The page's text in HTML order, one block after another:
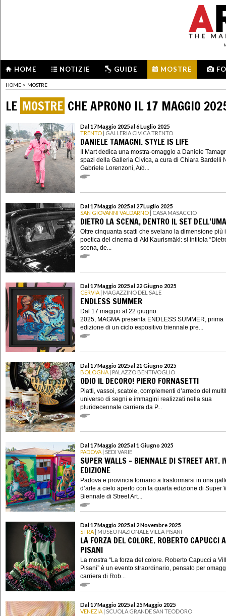
HOME NOTIZIE GUIDE MOSTRE
HOME > MOSTRE
LE MOSTRE CHE APRONO IL 17 MAGGIO
Dal 17 Maggio 2025 al 6 Luglio 2025
TRENTO | GALLERIA CIVICA TRENTO
DANIELE TAMAGNI. STYLE IS LIFE
Il Mart dedica una mostra-omaggio a Daniele
spazi della Galleria Civica, a cura di Chiara Bardelli
Gabriele Lorenzoni, Aïd...
Dal 17 Maggio 2025 al 27 Luglio 2025
SAN GIOVANNI VALDARNO | CASA MASACCIO
DIETRO LA SCENA, DENTRO IL SET
Oltre cinquanta scatti che svelano la dimensione più
poetica del cinema di Aki Kaurismäki: si intitola
scena, de...
Dal 17 Maggio 2025 al 22 Giugno 2025
CERVIA | MAGAZZINO DEL SALE
ENDLESS SUMMER
Dal 17 maggio al 22 giugno
2025, MAGMA presenta ENDLESS SUMMER, prima
edizione di un ciclo espositivo triennale pre...
Dal 17 Maggio 2025 al 21 Giugno 2025
BOLOGNA | PALAZZO BENTIVOGLIO
ODIO IL DECORO! PIERO FORNASETTI
Piatti, vassoi, scatole, complementi d’arredo del
universo di segni e immagini realizzati nella sua
pluridecennale carriera da P...
Dal 17 Maggio 2025 al 1 Giugno 2025
PADOVA | SEDI VARIE
SUPER WALLS - BIENNALE DI STREET ART.
EDIZIONE
Padova e provincia tornano a trasformarsi in una
d’arte a cielo aperto con la quarta edizione di Super
Biennale di Street Art...
Dal 17 Maggio 2025 al 2 Novembre 2025
STRA | MUSEO NAZIONALE VILLA PISANI
LA FORZA DEL COLORE. ROBERTO CAPUCCI
PISANI
La mostra “La forza del colore. Roberto Capucci a
Pisani” è un evento straordinario, pensato per
carriera di Rob...
Dal 17 Maggio 2025 al 25 Maggio 2025
VENEZIA | SCUOLA GRANDE SAN TEODORO